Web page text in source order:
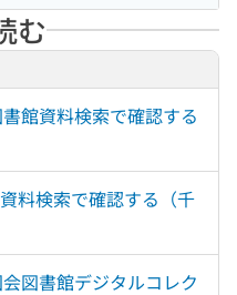
む
館資料検索で確認する
料検索で確認する（千
図書館デジタルコレク